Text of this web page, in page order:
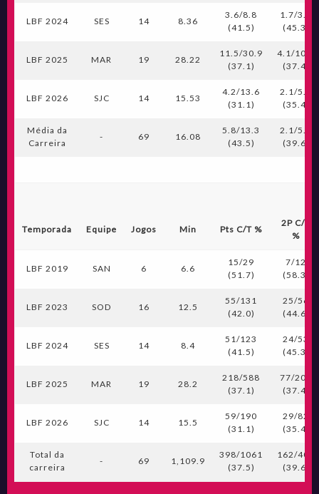
LBF 2024 SES 14 8.36
3.6/8.8
(41.5)
1.7/3.8
(45.3)
LBF 2025 MAR 19 28.22
11.5/30.9
(37.1)
4.1/10.8
(37.4)
LBF 2026 SJC 14 15.53
4.2/13.6
(31.1)
2.1/5.9
(35.4)
Média da
Carreira
- 69 16.08
5.8/13.3
(43.5)
2.1/5.2
(39.6)
Temporada Equipe Jogos Min Pts C/T %
2P C/T
%
LBF 2019 SAN 6 6.6
15/29
(51.7)
7/12
(58.3)
LBF 2023 SOD 16 12.5
55/131
(42.0)
25/56
(44.6)
LBF 2024 SES 14 8.4
51/123
(41.5)
24/53
(45.3)
LBF 2025 MAR 19 28.2
218/588
(37.1)
77/206
(37.4)
LBF 2026 SJC 14 15.5
59/190
(31.1)
29/82
(35.4)
Total da
carreira
- 69 1,109.9
398/1061
(37.5)
162/409
(39.6)